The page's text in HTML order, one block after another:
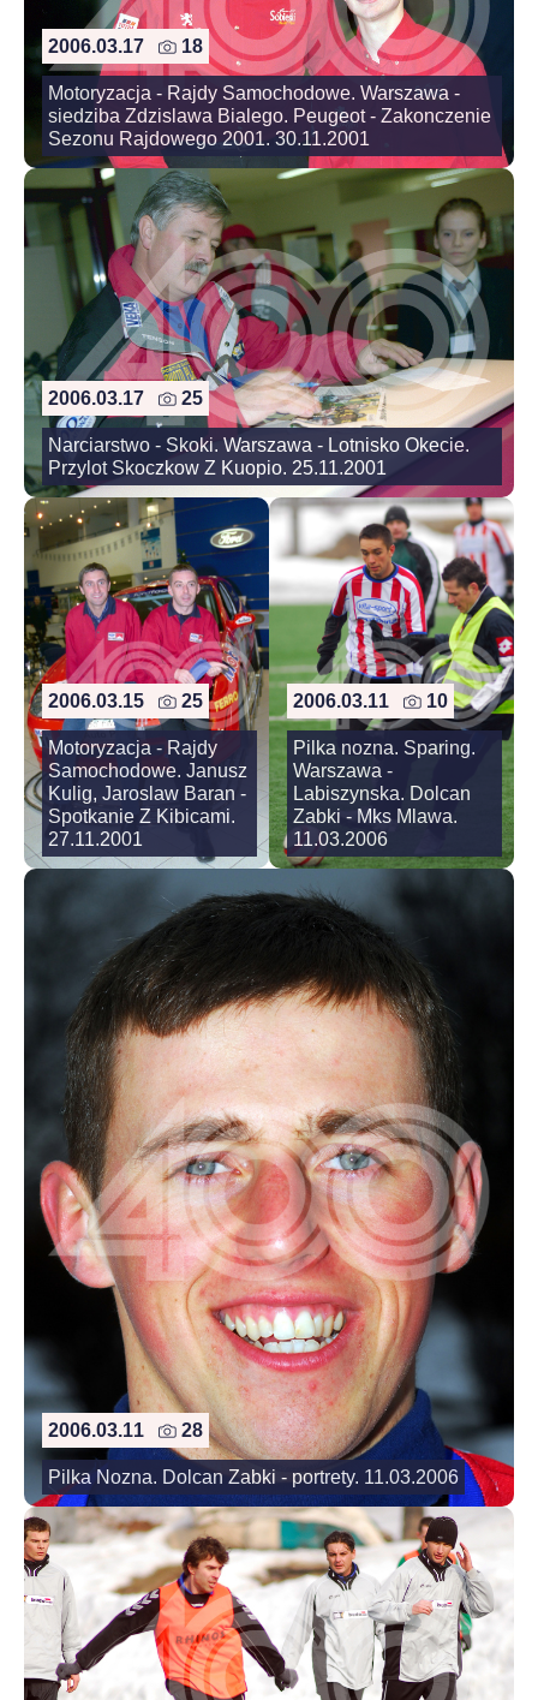
2006.03.17 18
Motoryzacja - Rajdy Samochodowe. Warszawa -
siedziba Zdzislawa Bialego. Peugeot - Zakonczenie
Sezonu Rajdowego 2001. 30.11.2001
2006.03.17 25
Narciarstwo - Skoki. Warszawa - Lotnisko Okecie.
Przylot Skoczkow Z Kuopio. 25.11.2001
2006.03.15 25
Motoryzacja - Rajdy
Samochodowe. Janusz
Kulig, Jaroslaw Baran -
Spotkanie Z Kibicami.
27.11.2001
2006.03.11 10
Pilka nozna. Sparing.
Warszawa -
Labiszynska. Dolcan
Zabki - Mks Mlawa.
11.03.2006
2006.03.11 28
Pilka Nozna. Dolcan Zabki - portrety. 11.03.2006